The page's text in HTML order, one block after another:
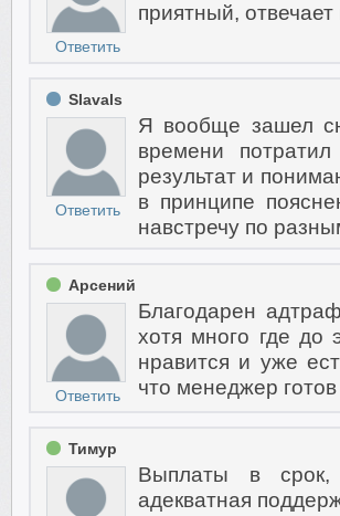
Ответить
приятный,
Slavals
Ответить
Я вообще зашел
времени
результат и
в принципе
навстречу по
Арсений
Ответить
Благодарен
хотя много где до
нравится и уже
что менеджер
Тимур
Выплаты в срок,
адекватная